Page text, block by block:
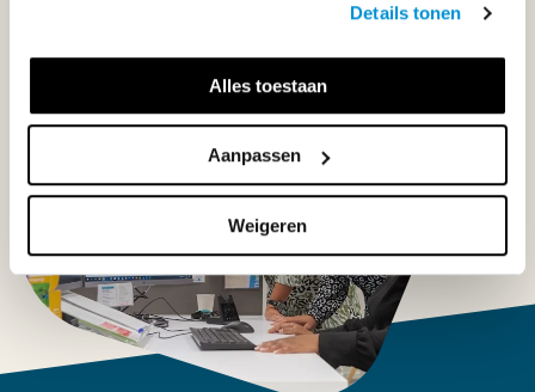
Details tonen
Alles toestaan
Aanpassen
Weigeren